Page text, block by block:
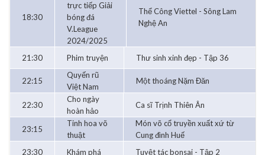
18:30
trực tiếp Giải
bóng đá
V.League
2024/2025
Thể Công Viettel - Sông Lam
Nghệ An
21:30 Phim truyện Thư sinh xinh đẹp - Tập 36
22:15
Quyến rũ
Việt Nam
Một thoáng Nặm Đăn
22:30
Cho ngày
hoàn hảo
Ca sĩ Trịnh Thiên Ân
23:15
Tinh hoa võ
thuật
Món võ cổ truyền xuất xứ từ
Cung đình Huế
23:30
Khám phá Tuyệt tác bonsai - Tập 2